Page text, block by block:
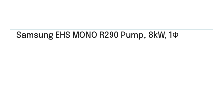
Samsung EHS MONO R290 Pump, 8kW, 1Ф